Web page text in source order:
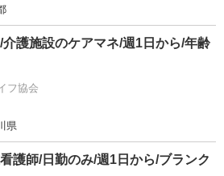
護施設のケアマネ/週1日から/年齢
フ協会
県
護師/日勤のみ/週1日から/ブランク